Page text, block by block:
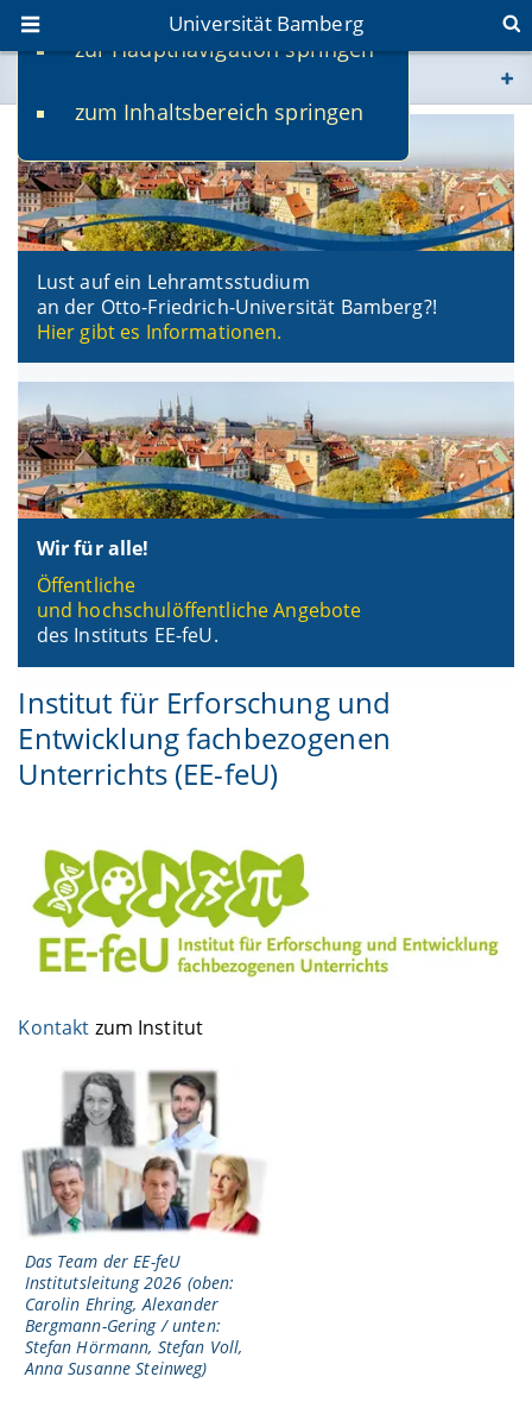
zur Hauptnavigation springen
zum Inhaltsbereich springen
Universität Bamberg
www.uni-bamberg.de
univis.uni-bamberg.de
fis.uni-bamberg.de
Lust auf ein Lehramtsstudium
an der Otto-Friedrich-Universität Bamberg?!
Hier gibt es Informationen.
Wir für alle!
Öffentliche
und hochschulöffentliche Angebote
des Instituts EE-feU.
Institut für Erforschung und
Entwicklung fachbezogenen
Unterrichts (EE-feU)
Kontakt zum Institut
Das Team der EE-feU
Institutsleitung 2026 (oben:
Carolin Ehring, Alexander
Bergmann-Gering / unten:
Stefan Hörmann, Stefan Voll,
Anna Susanne Steinweg)